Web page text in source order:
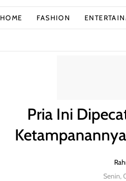
HOME FASHION
Pria Ini
Senin,